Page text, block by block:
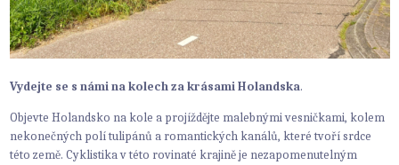
Vydejte se s námi na kolech za krásami Holandska.
Objevte Holandsko na kole a projíždějte malebnými vesničkami, kolem
nekonečných polí tulipánů a romantických kanálů, které tvoří srdce
této země. Cyklistika v této rovinaté krajině je nezapomenutelným